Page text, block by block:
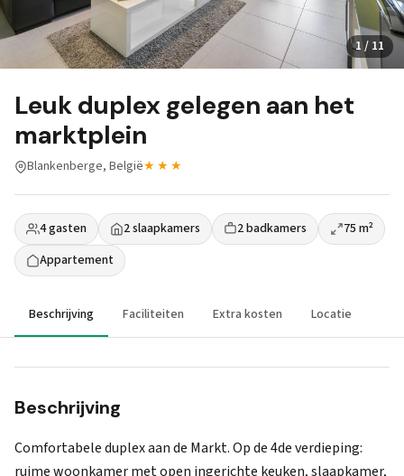
1 / 11
Leuk duplex gelegen aan het
marktplein
Blankenberge, België★★★
4 gasten 2 slaapkamers 2 badkamers
75 m²
Appartement
Beschrijving Faciliteiten Extra kosten Locatie
Beschrijving
Comfortabele duplex aan de Markt. Op de 4de verdieping:
ruime woonkamer met open ingerichte keuken, slaapkamer,